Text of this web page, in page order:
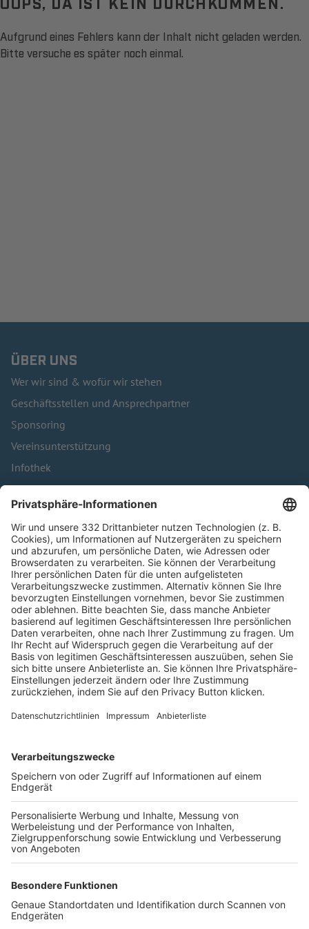
Aufgrund eines Fehlers kann der Inhalt nicht geladen werden.
Bitte versuche es später noch einmal.
ÜBER UNS
Wer wir sind & wofür wir stehen
Geschäftsstellen und Ansprechpartner
Sponsoring
Vereinsunterstützung
Infothek
Kontakt
HÄUFIG BESUCHTE SEITEN
Pässe und Vereinswechsel
Trainerausbildung
Schulungsangebot Vereinsmitarbeiter
BFV-Geschäftsstellen
Trainerbörse
Login SpielPlus
FOLGE DEM BFV
TOP-VEREINE
TOP-PARTNER